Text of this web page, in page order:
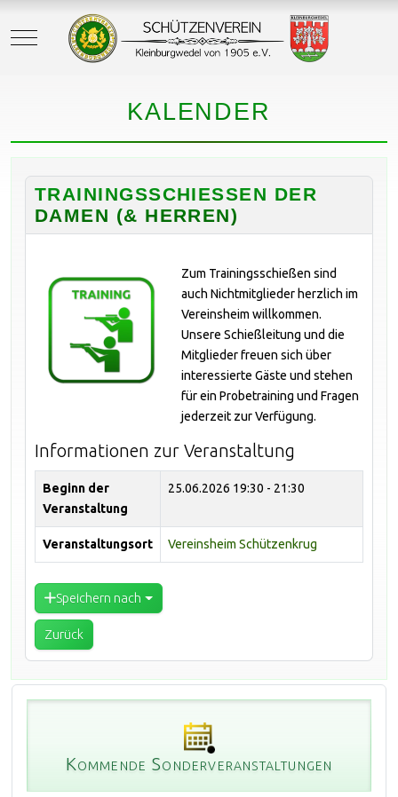
Mobile Menu Toggle
KALENDER
TRAININGSSCHIESSEN DER D
AMEN (& HERREN)
Zum Trainingsschießen sind
auch Nichtmitglieder herzlich im
Vereinsheim willkommen.
Unsere Schießleitung und die
Mitglieder freuen sich über
interessierte Gäste und stehen
für ein Probetraining und Fragen
jederzeit zur Verfügung.
Informationen zur Veranstaltung
Beginn der
Veranstaltung
25.06.2026 19:30 - 21:30
Veranstaltungsort Vereinsheim Schützenkrug
Speichern nach
Zurück
Kommende Sonderveranstaltungen